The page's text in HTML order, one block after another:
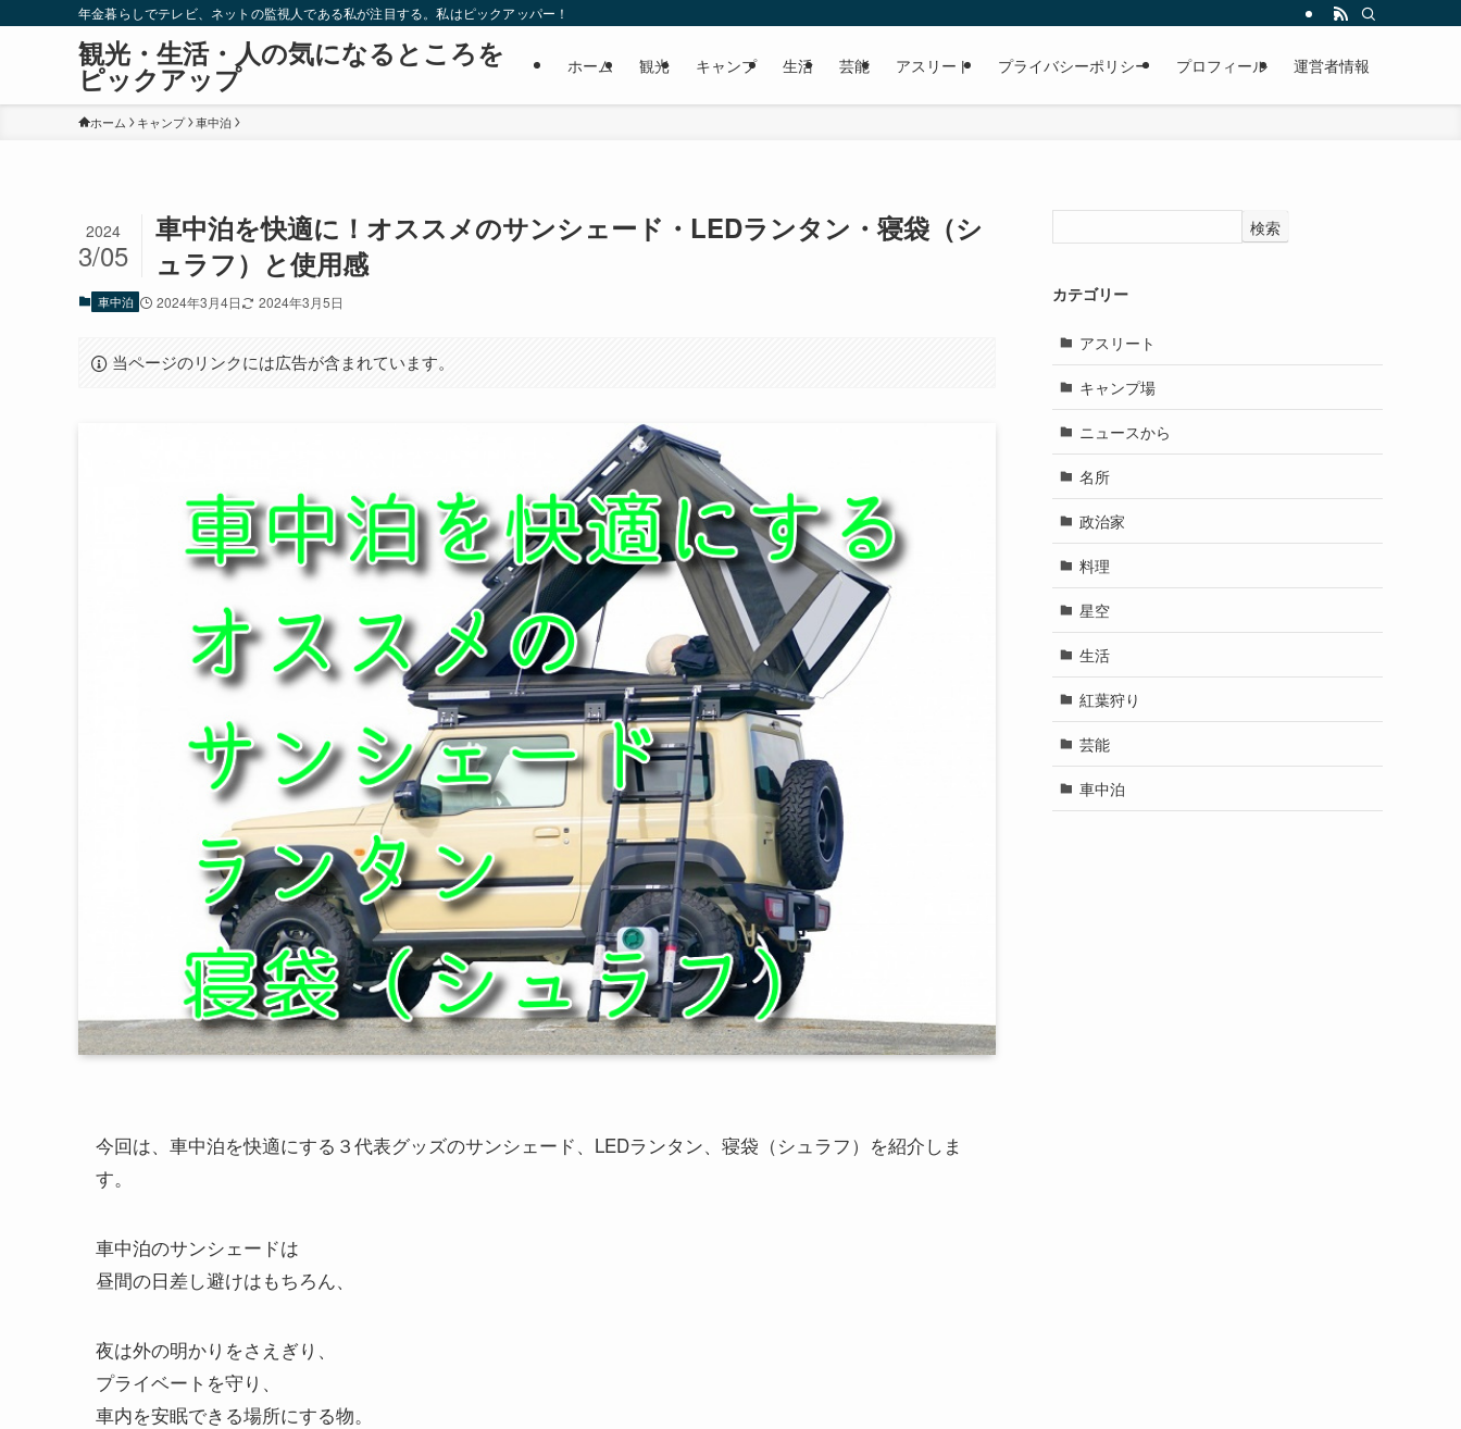
年金暮らしでテレビ、ネットの監視人である私が注目する。私はピックアッパー！
観光・生活・人の気になるところを
ピックアップ ホーム 観光 キャンプ 生活 芸能 アスリート プライバシーポリシー プロフィール 運営者情報
ホーム キャンプ 車中泊
車中泊を快適に！オススメのサンシェード・LEDランタン・寝袋（シ
ュラフ）と使用感
2024
3/05
車中泊 2024年3月4日 2024年3月5日
当ページのリンクには広告が含まれています。
今回は、車中泊を快適にする３代表グッズのサンシェード、LEDランタン、寝袋（シュラフ）を紹介しま
す。
車中泊のサンシェードは
昼間の日差し避けはもちろん、
夜は外の明かりをさえぎり、
プライベートを守り、
車内を安眠できる場所にする物。
検索
カテゴリー
アスリート
キャンプ場
ニュースから
名所
政治家
料理
星空
生活
紅葉狩り
芸能
車中泊